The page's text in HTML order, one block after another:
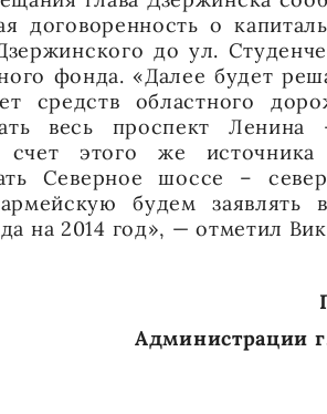
договоренность о
до ул.
фонда. «Далее будет
средств областного
весь проспект
этого же источника
Северное шоссе –
будем заявлять
на 2014 год», — отметил
Администрации